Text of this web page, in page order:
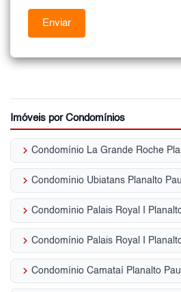
Imóveis por Condomínios
keyboard_arrow_right Condomínio La Grande Roche
keyboard_arrow_right Condomínio Ubiatans Planalto
keyboard_arrow_right Condomínio Palais Royal I
keyboard_arrow_right Condomínio Palais Royal I
keyboard_arrow_right Condomínio Camataí Planalto